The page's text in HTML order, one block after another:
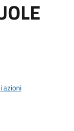
azioni